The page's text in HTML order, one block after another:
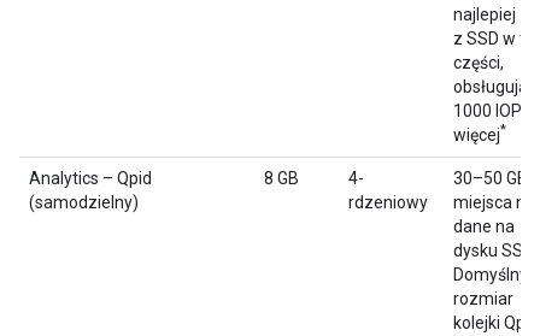
najlepiej
z SSD w
części,
1000 IOPS
więcej*
Analytics – Qpid
(samodzielny)
8 GB
4-
rdzeniowy
30–50 GB
miejsca na
dane na
dysku SSD
Domyślny
rozmiar
kolejki